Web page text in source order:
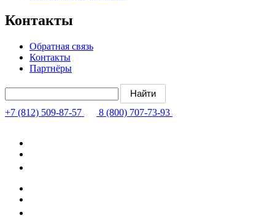
Контакты
Обратная связь
Контакты
Партнёры
+7 (812) 509-87-57 8 (800) 707-73-93